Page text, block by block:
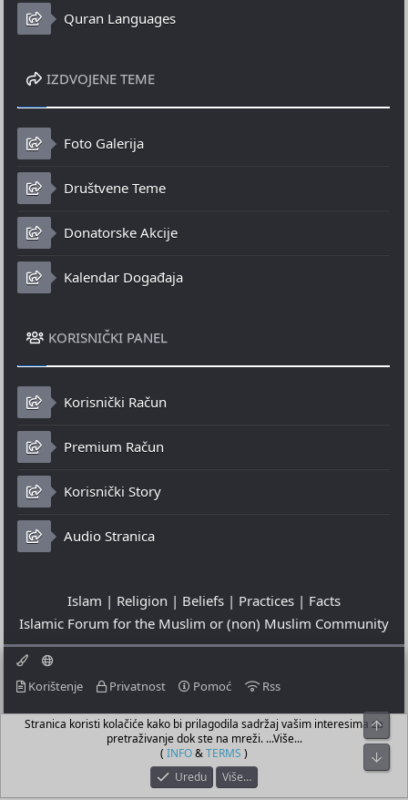
Quran Languages
IZDVOJENE TEME
Foto Galerija
Društvene Teme
Donatorske Akcije
Kalendar Događaja
KORISNIČKI PANEL
Korisnički Račun
Premium Račun
Korisnički Story
Audio Stranica
Islam | Religion | Beliefs | Practices | Facts
Islamic Forum for the Muslim or (non) Muslim Community
Korištenje Privatnost Pomoć Rss
© 2023 - 09-08-2026
© Islamic Community Platform ®
Stranica koristi kolačiće kako bi prilagodila sadržaj vašim interesima za
pretraživanje dok ste na mreži. ...Više...
( INFO&TERMS )
Uredu
Više…
Top